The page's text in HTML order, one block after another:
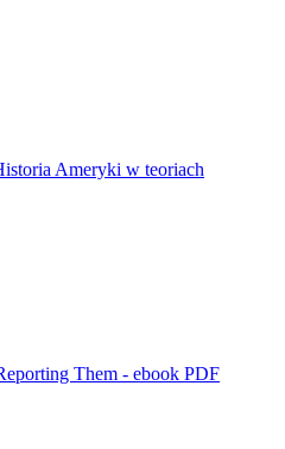
Ameryki w teoriach
Them - ebook PDF